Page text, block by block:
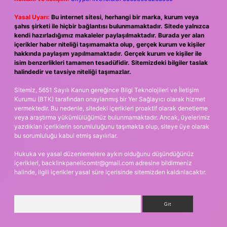
Yasal Uyarı: Bu internet sitesi, herhangi bir marka, kurum veya
şahıs şirketi ile hiçbir bağlantısı bulunmamaktadır. Sitede yalnızca
kendi hazırladığımız makaleler paylaşılmaktadır. Burada yer alan
içerikler haber niteliği taşımamakta olup, gerçek kurum ve kişiler
hakkında paylaşım yapılmamaktadır. Gerçek kurum ve kişiler ile
isim benzerlikleri tamamen tesadüfidir. Sitemizdeki bilgiler taslak
halindedir ve tavsiye niteliği taşımazlar.
Sitemiz, 5651 Sayılı Kanun gereğince Bilgi Teknolojileri ve İletişim
Kurumu (BTK) tarafından onaylanmış bir Yer Sağlayıcı olarak hizmet
vermektedir. Bu nedenle, sitedeki içerikleri proaktif olarak denetleme
veya araştırma yükümlülüğümüz bulunmamaktadır. Ancak, üyelerimiz
yazdıkları içeriklerin sorumluluğunu taşımakta olup, siteye üye olarak
bu sorumluluğu kabul etmiş sayılırlar.
Hukuka ve yasal düzenlemelere aykırı olduğunu düşündüğünüz
içerikleri, backlinkpanelicomtr@gmail.com adresine bildirmeniz
halinde, ilgili içerikler yasal süre içerisinde sitemizden kaldırılacaktır.